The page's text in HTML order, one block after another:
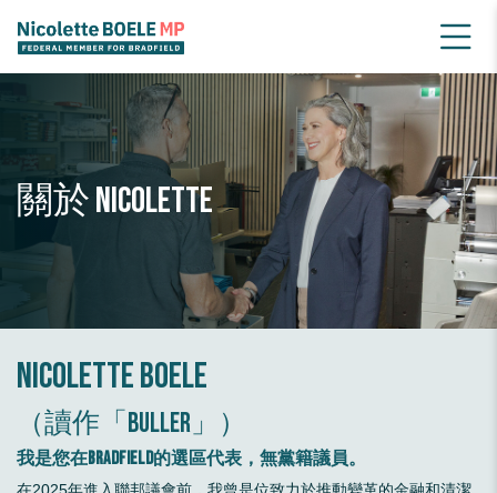
關於 Nicolette
Nicolette Boele
（讀作「Buller」）
我是您在Bradfield的選區代表，無黨籍議員。